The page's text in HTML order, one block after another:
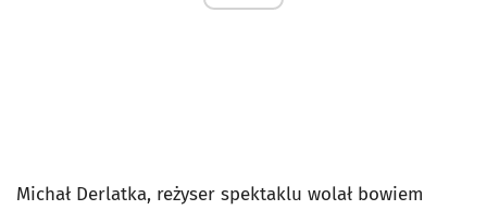
Michał Derlatka, reżyser spektaklu wolał bowiem